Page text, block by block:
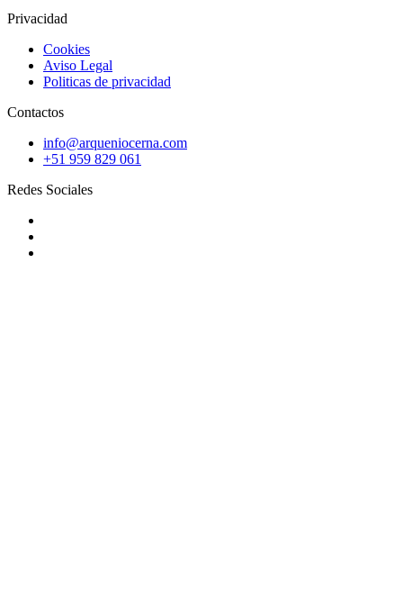
Privacidad
Cookies
Aviso Legal
Politicas de privacidad
Contactos
info@arqueniocerna.com
+51 959 829 061
Redes Sociales